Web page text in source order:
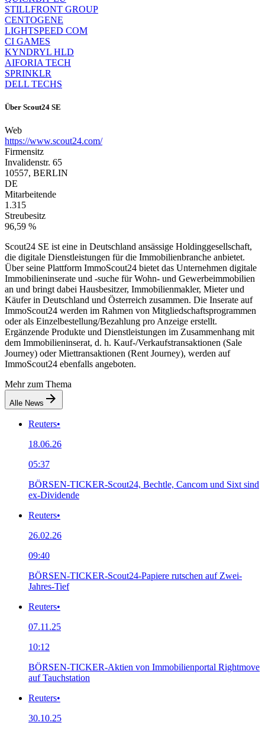
STILLFRONT GROUP
CENTOGENE
LIGHTSPEED COM
CI GAMES
KYNDRYL HLD
AIFORIA TECH
SPRINKLR
DELL TECHS
Über Scout24 SE
Web
https://www.scout24.com/
Firmensitz
Invalidenstr. 65
10557, BERLIN
DE
Mitarbeitende
1.315
Streubesitz
96,59 %
Scout24 SE ist eine in Deutschland ansässige Holdinggesellschaft,
die digitale Dienstleistungen für die Immobilienbranche anbietet.
Über seine Plattform ImmoScout24 bietet das Unternehmen digitale
Immobilieninserate und -suche für Wohn- und Gewerbeimmobilien
an und bringt dabei Hausbesitzer, Immobilienmakler, Mieter und
Käufer in Deutschland und Österreich zusammen. Die Inserate auf
ImmoScout24 werden im Rahmen von Mitgliedschaftsprogrammen
oder als Einzelbestellung/Bezahlung pro Anzeige erstellt.
Ergänzende Produkte und Dienstleistungen im Zusammenhang mit
dem Immobilieninserat, d. h. Kauf-/Verkaufstransaktionen (Sale
Journey) oder Miettransaktionen (Rent Journey), werden auf
ImmoScout24 ebenfalls angeboten.
Mehr zum Thema
Alle News
Reuters•
18.06.26
05:37
BÖRSEN-TICKER-Scout24, Bechtle, Cancom und Sixt sind
ex-Dividende
Reuters•
26.02.26
09:40
BÖRSEN-TICKER-Scout24-Papiere rutschen auf Zwei-
Jahres-Tief
Reuters•
07.11.25
10:12
BÖRSEN-TICKER-Aktien von Immobilienportal Rightmove
auf Tauchstation
Reuters•
30.10.25